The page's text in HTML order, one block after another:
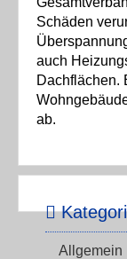
Schäden
auch
Dachflächen.
ab.
Allgemein